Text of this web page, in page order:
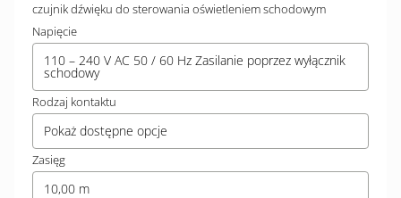
czujnik dźwięku do sterowania oświetleniem schodowym
Napięcie
110 – 240 V AC 50 / 60 Hz Zasilanie poprzez wyłącznik
schodowy
Rodzaj kontaktu
Pokaż dostępne opcje
Zasięg
10,00 m